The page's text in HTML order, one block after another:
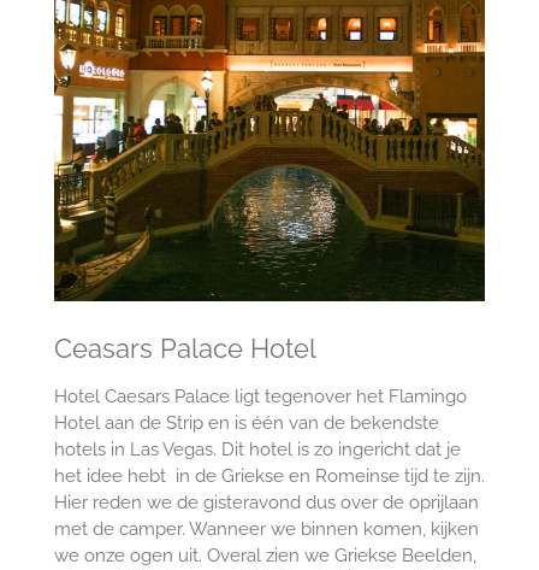
Ceasars Palace Hotel
Hotel Caesars Palace ligt tegenover het Flamingo
Hotel aan de Strip en is één van de bekendste
hotels in Las Vegas. Dit hotel is zo ingericht dat je
het idee hebt in de Griekse en Romeinse tijd te zijn.
Hier reden we de gisteravond dus over de oprijlaan
met de camper. Wanneer we binnen komen, kijken
we onze ogen uit. Overal zien we Griekse Beelden,